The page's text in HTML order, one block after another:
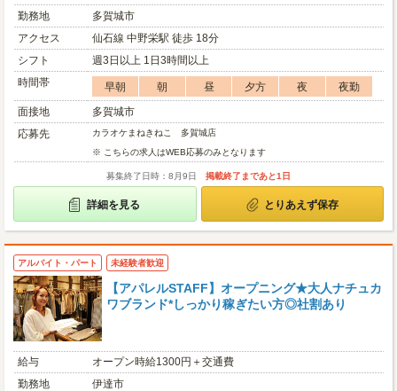
勤務地
多賀城市
アクセス
仙石線 中野栄駅 徒歩 18分
シフト
週3日以上 1日3時間以上
時間帯
早朝 朝 昼 夕方 夜
夜勤
面接地
多賀城市
応募先
カラオケまねきねこ 多賀城店
※ こちらの求人はWEB応募のみとなります
募集終了日時：8月9日 掲載終了まであと1日
詳細を見る とりあえず保存
アルバイト・パート 未経験者歓迎
【アパレルSTAFF】オープニング★大人ナチュカ
ワブランド*しっかり稼ぎたい方◎社割あり
給与
オープン時給1300円＋交通費
勤務地
伊達市